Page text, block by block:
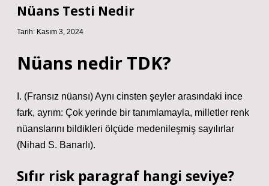
Nüans Testi Nedir
Tarih: Kasım 3, 2024
Nüans nedir TDK?
I. (Fransız nüansı) Aynı cinsten şeyler arasındaki ince
fark, ayrım: Çok yerinde bir tanımlamayla, milletler renk
nüanslarını bildikleri ölçüde medenileşmiş sayılırlar
(Nihad S. Banarlı).
Sıfır risk paragraf hangi seviye?